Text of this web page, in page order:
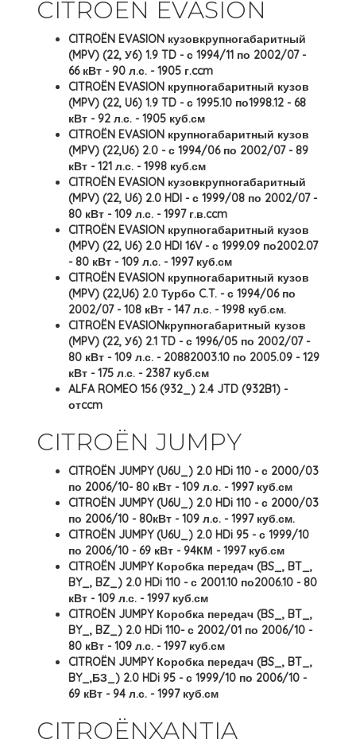
CITROËN EVASION
CITROËN EVASION кузовкрупногабаритный
(MPV) (22, У6) 1.9 TD - с 1994/11 по 2002/07 -
66 кВт - 90 л.с. - 1905 г.ccm
CITROËN EVASION крупногабаритный кузов
(MPV) (22, U6) 1.9 TD - с 1995.10 по1998.12 - 68
кВт - 92 л.с. - 1905 куб.см
CITROËN EVASION крупногабаритный кузов
(MPV) (22,U6) 2.0 - с 1994/06 по 2002/07 - 89
кВт - 121 л.с. - 1998 куб.см
CITROËN EVASION кузовкрупногабаритный
(MPV) (22, U6) 2.0 HDI - с 1999/08 по 2002/07 -
80 кВт - 109 л.с. - 1997 г.в.ccm
CITROËN EVASION крупногабаритный кузов
(MPV) (22, U6) 2.0 HDI 16V - с 1999.09 по2002.07
- 80 кВт - 109 л.с. - 1997 куб.см
CITROËN EVASION крупногабаритный кузов
(MPV) (22,U6) 2.0 Турбо C.T. - с 1994/06 по
2002/07 - 108 кВт - 147 л.с. - 1998 куб.см.
CITROËN EVASIONкрупногабаритный кузов
(MPV) (22, У6) 2.1 TD - с 1996/05 по 2002/07 -
80 кВт - 109 л.с. - 20882003.10 по 2005.09 - 129
кВт - 175 л.с. - 2387 куб.см
ALFA ROMEO 156 (932_) 2.4 JTD (932B1) -
отccm
CITROËN JUMPY
CITROËN JUMPY (U6U_) 2.0 HDi 110 - с 2000/03
по 2006/10- 80 кВт - 109 л.с. - 1997 куб.см
CITROËN JUMPY (U6U_) 2.0 HDi 110 - с 2000/03
по 2006/10 - 80кВт - 109 л.с. - 1997 куб.см.
CITROËN JUMPY (U6U_) 2.0 HDi 95 - с 1999/10
по 2006/10 - 69 кВт - 94КМ - 1997 куб.см
CITROËN JUMPY Коробка передач (BS_, BT_,
BY_, BZ_) 2.0 HDi 110 - с 2001.10 по2006.10 - 80
кВт - 109 л.с. - 1997 куб.см
CITROËN JUMPY Коробка передач (BS_, BT_,
BY_, BZ_) 2.0 HDi 110- с 2002/01 по 2006/10 -
80 кВт - 109 л.с. - 1997 куб.см
CITROËN JUMPY Коробка передач (BS_, BT_,
BY_,БЗ_) 2.0 HDi 95 - с 1999/10 по 2006/10 -
69 кВт - 94 л.с. - 1997 куб.см
CITROËNXANTIA